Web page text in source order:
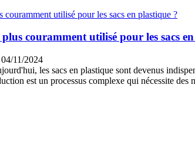
couramment utilisé pour les sacs
11/2024
les sacs en plastique sont devenus
est un processus complexe qui nécessite des